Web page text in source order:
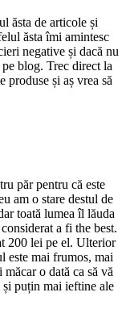
ăsta de articole și
ăsta îmi amintesc
negative și dacă nu
blog. Trec direct la
produse și aș vrea să
păr pentru că este
am o stare destul de
toată lumea îl lăuda
a fi the best.
200 lei pe el. Ulterior
este mai frumos, mai
o dată ca să vă
puțin mai ieftine ale